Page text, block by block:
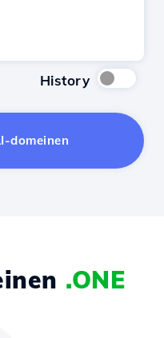
History
domeinen
.ONE